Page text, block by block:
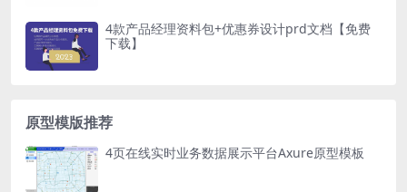
4款产品经理资料包+优惠券设计prd文档【免费
下载】
原型模版推荐
4页在线实时业务数据展示平台Axure原型模板